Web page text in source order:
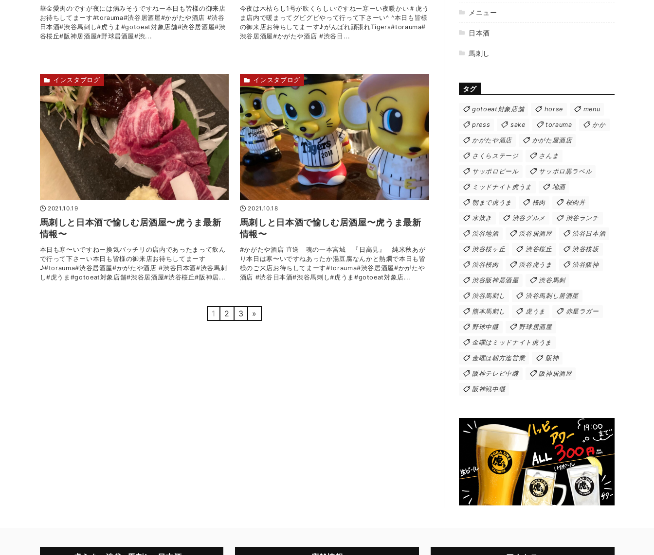
華金愛肉の️ですが夜には病みそうですねー本日も皆様の御来店
お待ちしてまーす#torauma#渋谷居酒屋#かがたや酒店 #渋谷
日本酒#渋谷馬刺し#虎うま#gotoeat対象店舗#渋谷居酒屋#渋
谷桜丘#阪神居酒屋#野球居酒屋#渋...
今夜は木枯らし1号が吹くらしいですねー寒ーい夜暖かい＃虎う
ま店内で暖まってグビグビやって行って下さーい^ ^本日も皆様
の御来店お待ちしてまーす♪がんばれ頑張れTigers️#torauma#
渋谷居酒屋#かがたや酒店 #渋谷日...
2021.10.19
馬刺しと日本酒で愉しむ居酒屋〜虎うま最新
情報〜
本日も寒〜いですねー換気バッチリの店内であったまって飲ん
で行って下さーい本日も皆様の御来店お待ちしてまーす
♪#torauma#渋谷居酒屋#かがたや酒店 #渋谷日本酒#渋谷馬刺
し#虎うま#gotoeat対象店舗#渋谷居酒屋#渋谷桜丘#阪神居...
インスタブログ
2021.10.18
馬刺しと日本酒で愉しむ居酒屋〜虎うま最新
情報〜
#かがたや酒店 直送 魂の一本宮城 『日高見』 純米秋あが
り本日は寒〜いですねあったか湯豆腐なんかと熱燗で本日も皆
様のご来店お待ちしてまーす#torauma#渋谷居酒屋#かがたや
酒店 #渋谷日本酒#渋谷馬刺し#虎うま#gotoeat対象店...
インスタブログ
1 2 3 »
メニュー
日本酒
馬刺し
タグ
gotoeat対象店舗 horse menu
press sake torauma かか
かがたや酒店 かがた屋酒店
さくらステージ さんま
サッポロビール サッポロ黒ラベル
ミッドナイト虎うま 地酒
朝まで虎うま 桜肉 桜肉丼
水炊き 渋谷グルメ 渋谷ランチ
渋谷地酒 渋谷居酒屋 渋谷日本酒
渋谷桜ヶ丘 渋谷桜丘 渋谷桜坂
渋谷桜肉 渋谷虎うま 渋谷阪神
渋谷阪神居酒屋 渋谷馬刺
渋谷馬刺し 渋谷馬刺し居酒屋
熊本馬刺し 虎うま 赤星ラガー
野球中継 野球居酒屋
金曜はミッドナイト虎うま
金曜は朝方迄営業 阪神
阪神テレビ中継 阪神居酒屋
阪神戦中継